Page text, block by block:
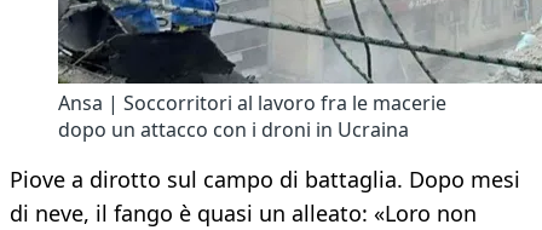
Ansa | Soccorritori al lavoro fra le macerie
dopo un attacco con i droni in Ucraina
Piove a dirotto sul campo di battaglia. Dopo mesi
di neve, il fango è quasi un alleato: «Loro non